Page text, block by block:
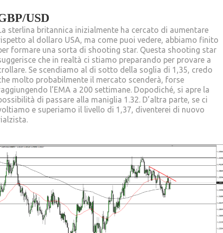
USD
sterlina britannica inizialmente ha cercato di aumentare
al dollaro USA, ma come puoi vedere, abbiamo finito
formare una sorta di shooting star. Questa shooting star
che in realtà ci stiamo preparando per provare a
Se scendiamo al di sotto della soglia di 1,35, credo
molto probabilmente il mercato scenderà, forse
l’EMA a 200 settimane. Dopodiché, si apre la
di passare alla maniglia 1.32. D’altra parte, se ci
e superiamo il livello di 1,37, diventerei di nuovo